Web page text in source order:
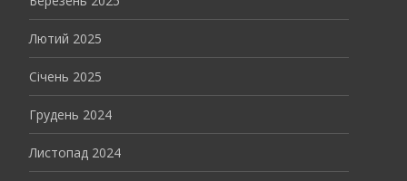
Лютий 2025
Січень 2025
Грудень 2024
Листопад 2024